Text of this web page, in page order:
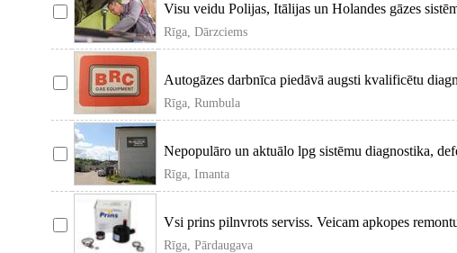
Visu veidu Polijas, Itālijas un Holandes gāzes
līdz ti
Rīga, Dārzciems
Autogāzes darbnīca piedāvā augsti kvalificētu
iekārtu uzs
Rīga, Rumbula
Nepopulāro un aktuālo lpg sistēmu diagnostika,
visa nepiec
Rīga, Imanta
Vsi prins pilnvrots serviss. Veicam apkopes
programatūr
Rīga, Pārdaugava